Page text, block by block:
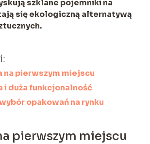
szklane pojemniki na
się ekologiczną alternatywą
na pierwszym miejscu
i duża funkcjonalność
opakowań na rynku
pierwszym miejscu